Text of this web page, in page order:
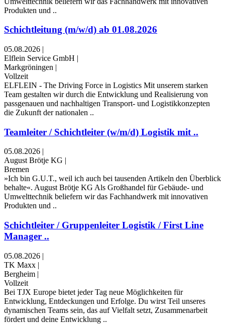
Produkten und ..
Schichtleitung (m/w/d) ab 01.08.2026
05.08.2026 |
Elflein Service GmbH |
Markgröningen |
Vollzeit
ELFLEIN - The Driving Force in Logistics Mit unserem starken
Team gestalten wir durch die Entwicklung und Realisierung von
passgenauen und nachhaltigen Transport- und Logistikkonzepten
die Zukunft der nationalen ..
Teamleiter / Schichtleiter (w/m/d) Logistik mit ..
05.08.2026
August Brötje KG
Bremen
»Ich bin G.U.T., weil ich auch bei tausenden Artikeln den Überblick
behalte«. August Brötje KG Als Großhandel für Gebäude- und
Umwelttechnik beliefern wir das Fachhandwerk mit innovativen
Produkten und ..
Schichtleiter / Gruppenleiter Logistik / First Line
Manager ..
05.08.2026 |
TK Maxx |
Bergheim |
Vollzeit
Bei TJX Europe bietet jeder Tag neue Möglichkeiten für
Entwicklung, Entdeckungen und Erfolge. Du wirst Teil unseres
dynamischen Teams sein, das auf Vielfalt setzt, Zusammenarbeit
fördert und deine Entwicklung ..